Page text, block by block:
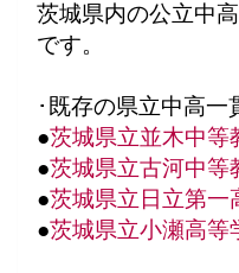
茨城県内の公立中
です。
･既存の県立中高一
●茨城県立並木中等
●茨城県立古河中等
●茨城県立日立第一
●茨城県立小瀬高等